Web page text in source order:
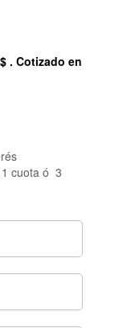
. Cotizado en
1 cuota ó 3